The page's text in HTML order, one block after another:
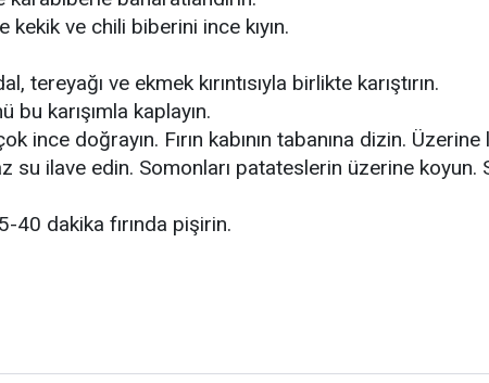
ve chili biberini ince kıyın.
tereyağı ve ekmek kırıntısıyla birlikte karıştırın.
bu karışımla kaplayın.
ince doğrayın. Fırın kabının tabanına dizin. Üzerine
su ilave edin. Somonları patateslerin üzerine koyun.
40 dakika fırında pişirin.